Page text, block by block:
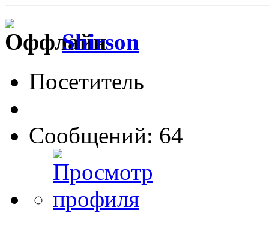
Shirson
Посетитель
Сообщений: 64